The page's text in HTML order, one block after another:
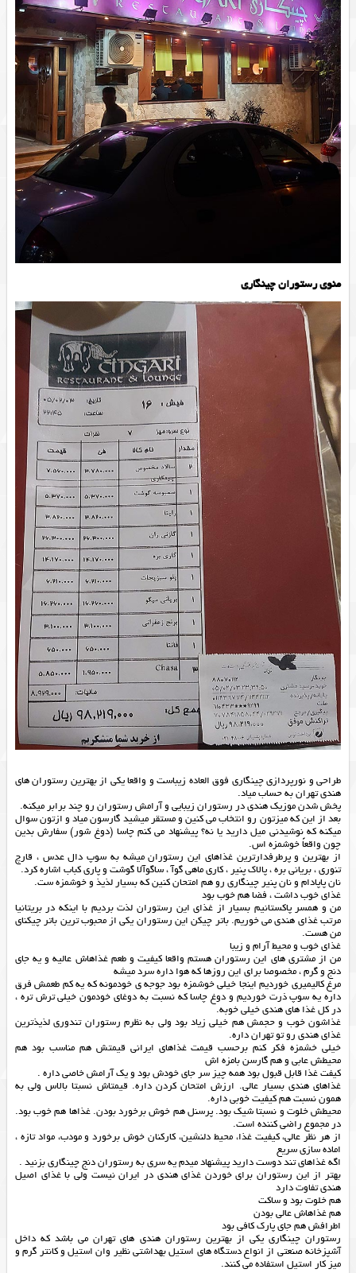
منوی رستوران چینگاری
طراحی و نورپردازی چینگاری فوق العاده زیباست و واقعا یکی از بهترین رستوران های
هندی تهران به حساب میاد.
پخش شدن موزیک هندی در رستوران زیبایی و آرامش رستوران رو چند برابر میکنه.
بعد از این که میزتون رو انتخاب می کنین و مستقر میشید گارسون میاد و ازتون سوال
میکنه که نوشیدنی میل دارید یا نه؟ پیشنهاد می کنم چاسا (دوغ شور) سفارش بدین
چون واقعاً خوشمزه اس.
از بهترین و پرطرفدارترین غذاهای این رستوران میشه به سوپ دال عدس ، قارچ
تنوری ، بریانی بره ، پالاک پنیر ، کاری ماهی گوآ ، ساگوآلا گوشت و پاری کباب اشاره کرد.
نان پاپادام و نان پنیر چینگاری رو هم امتحان کنین که بسیار لذیذ و خوشمزه ست.
غذای خوب داشت ، فضا هم خوب بود
من و همسر پاکستانیم بسیار از غذای این رستوران لذت بردیم با اینکه در بریتانیا
مرتب غذای هندی می خوریم. باتر چیکن این رستوران یکی از محبوب ترین باتر چیکنای
من هست.
غذای خوب و محیط آرام و زیبا
من از مشتری های این رستوران هستم واقعا کیفیت و طعم غذاهاش عالیه و یه جای
دنج و گرم ، مخصوصا برای این روزها که هوا داره سرد میشه
مرغ کالیمیری خوردیم اینجا خیلی خوشمزه بود جوجه ی خودمونه که یه کم طعمش فرق
داره یه سوپ ذرت خوردیم و دوغ چاسا که نسبت به دوغای خودمون خیلی ترش تره ،
در کل غذا های هندی خیلی خوبه.
غذاشون خوب و حجمش هم خیلی زیاد بود ولی به نظرم رستوران تندوری لذیذترین
غذای هندی رو تو تهران داره.
خیلی خشمزه فکر کنم برحسب قیمت غذاهای ایرانی قیمتش هم مناسب بود هم
محیطش عابی و هم گارسن بامزه اش
کیفت غذا قابل قبول بود همه چیز سر جای خودش بود و یک آرامش خاصی داره .
غذاهاي هندي بسيار عالي. ارزش امتحان كردن داره. قيمتاش نسبتا بالاس ولي به
همون نسبت هم كيفيت خوبي داره.
محیطش خلوت و نسبتا شیک بود. پرسنل هم خوش برخورد بودن. غذاها هم خوب بود.
در مجموع راضی کننده است.
از هر نظر عالی، کیفیت غذا، محیط دلنشین، کارکنان خوش برخورد و مودب، مواد تازه ،
اماده سازی سریع
اگه غذاهای تند دوست دارید پیشنهاد میدم یه سری به رستوران دنج چینگاری بزنید .
بهتر از اين رستوران براي خوردن غذاي هندي در ايران نيست ولي با غذاي اصيل
هندي تفاوت دارد
هم خلوت بود و ساکت
هم غذاهاش عالی بودن
اطرافش هم جای پارک کافی بود
رستوران چینگاری یکی ازبهترین رستوران هندی های تهرانمی باشد که داخل
آشپزخانه صنعتی از انواع دستگاه های استیل بهداشتی نظیر وان استیلوکانتر گرمو
میز کار استیلاستفاده می کنند.